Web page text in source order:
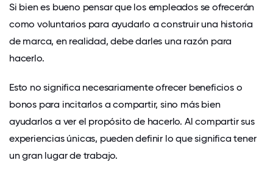
Si bien es bueno pensar que los empleados se ofrecerán
como voluntarios para ayudarlo a construir una historia
de marca, en realidad, debe darles una razón para
hacerlo.
Esto no significa necesariamente ofrecer beneficios o
bonos para incitarlos a compartir, sino más bien
ayudarlos a ver el propósito de hacerlo. Al compartir sus
experiencias únicas, pueden definir lo que significa tener
un gran lugar de trabajo.